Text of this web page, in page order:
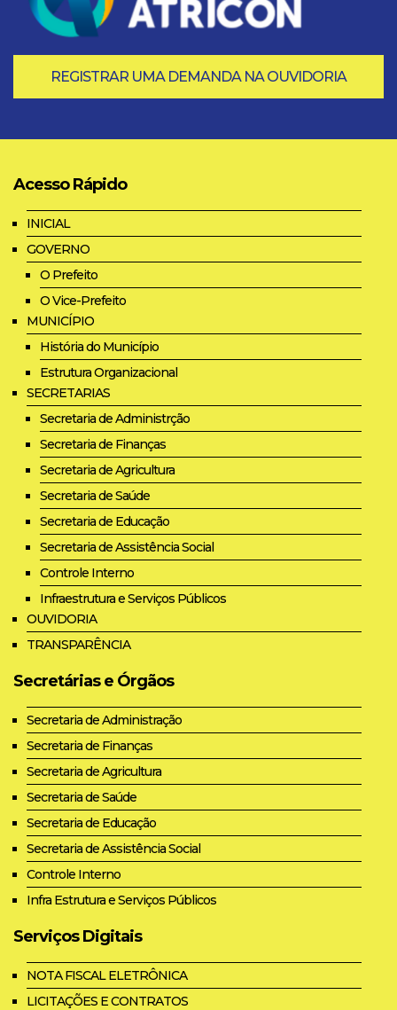
REGISTRAR UMA DEMANDA NA OUVIDORIA
Acesso Rápido
INICIAL
GOVERNO
O Prefeito
O Vice-Prefeito
MUNICÍPIO
História do Município
Estrutura Organizacional
SECRETARIAS
Secretaria de Administrção
Secretaria de Finanças
Secretaria de Agricultura
Secretaria de Saúde
Secretaria de Educação
Secretaria de Assistência Social
Controle Interno
Infraestrutura e Serviços Públicos
OUVIDORIA
TRANSPARÊNCIA
Secretárias e Órgãos
Secretaria de Administração
Secretaria de Finanças
Secretaria de Agricultura
Secretaria de Saúde
Secretaria de Educação
Secretaria de Assistência Social
Controle Interno
Infra Estrutura e Serviços Públicos
Serviços Digitais
NOTA FISCAL ELETRÔNICA
LICITAÇÕES E CONTRATOS